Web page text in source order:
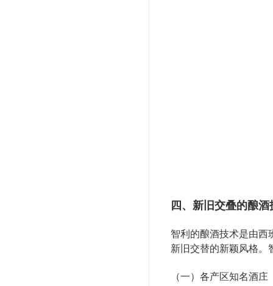
四、新旧交叠的酿酒
智利的酿酒技术是由西
新旧交替的新颖风格。
（一）各产区知名酒庄